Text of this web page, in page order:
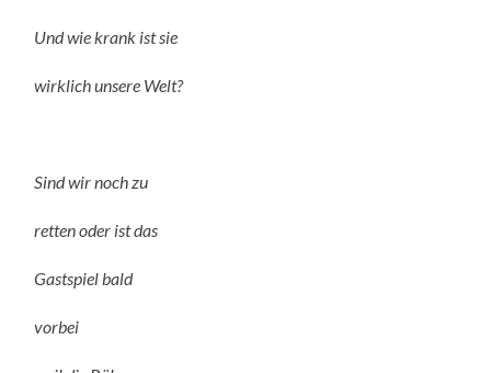
Und wie krank ist sie
wirklich unsere Welt?
Sind wir noch zu
retten oder ist das
Gastspiel bald
vorbei